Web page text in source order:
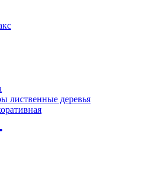
лиственные деревья